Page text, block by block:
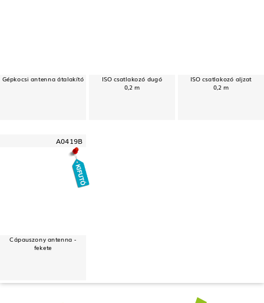
Gépkocsi antenna átalakító
ISO csatlakozó dugó
0,2 m
ISO csatlakozó aljzat
0,2 m
A0419B
Cápauszony antenna -
fekete